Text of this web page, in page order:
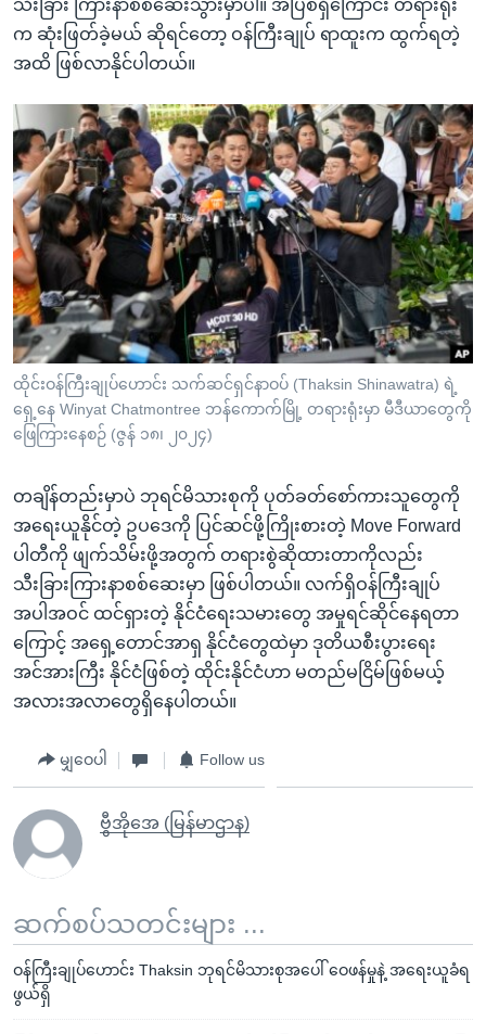
သီးခြား ကြားနာစစ်ဆေးသွားမှာပါ။ အပြစ်ရှိကြောင်း တရားရုံး
က ဆုံးဖြတ်ခဲ့မယ် ဆိုရင်တော့ ဝန်ကြီးချုပ် ရာထူးက ထွက်ရတဲ့
အထိ ဖြစ်လာနိုင်ပါတယ်။
ထိုင်းဝန်ကြီးချုပ်ဟောင်း သက်ဆင်ရှင်နာဝပ် (Thaksin Shinawatra) ရဲ့
ရှေ့နေ Winyat Chatmontree ဘန်ကောက်မြို့ တရားရုံးမှာ မီဒီယာတွေကို
ဖြေကြားနေစဉ် (ဇွန် ၁၈၊ ၂၀၂၄)
တချိန်တည်းမှာပဲ ဘုရင်မိသားစုကို ပုတ်ခတ်စော်ကားသူတွေကို
အရေးယူနိုင်တဲ့ ဥပဒေကို ပြင်ဆင်ဖို့ကြိုးစားတဲ့ Move Forward
ပါတီကို ဖျက်သိမ်းဖို့အတွက် တရားစွဲဆိုထားတာကိုလည်း
သီးခြားကြားနာစစ်ဆေးမှာ ဖြစ်ပါတယ်။ လက်ရှိဝန်ကြီးချုပ်
အပါအဝင် ထင်ရှားတဲ့ နိုင်ငံရေးသမားတွေ အမှုရင်ဆိုင်နေရတာ
ကြောင့် အရှေ့တောင်အာရှ နိုင်ငံတွေထဲမှာ ဒုတိယစီးပွားရေး
အင်အားကြီး နိုင်ငံဖြစ်တဲ့ ထိုင်းနိုင်ငံဟာ မတည်မငြိမ်ဖြစ်မယ့်
အလားအလာတွေရှိနေပါတယ်။
မျှဝေပါ Follow us
ဗွီအိုအေ (မြန်မာဌာန)
ဆက်စပ်သတင်းများ ...
ဝန်ကြီးချုပ်ဟောင်း Thaksin ဘုရင်မိသားစုအပေါ် ဝေဖန်မှုနဲ့ အရေးယူခံရ
ဖွယ်ရှိ